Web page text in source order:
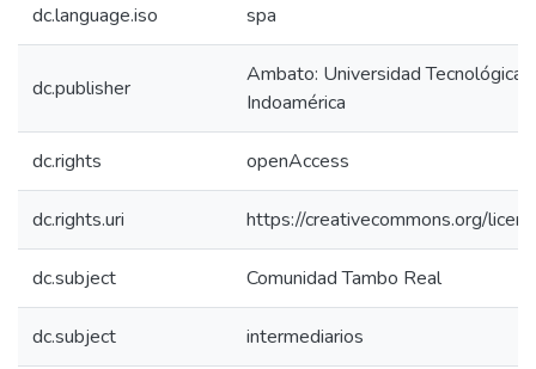
dc.language.iso spa
dc.publisher
Ambato: Universidad Tecnológica
Indoamérica
dc.rights openAccess
dc.rights.uri https://creativecommons.org/
dc.subject Comunidad Tambo Real
dc.subject intermediarios